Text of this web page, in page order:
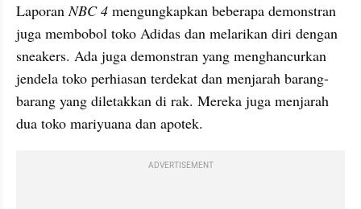
Laporan NBC 4 mengungkapkan beberapa demonstran
juga membobol toko Adidas dan melarikan diri dengan
sneakers. Ada juga demonstran yang menghancurkan
jendela toko perhiasan terdekat dan menjarah barang-
barang yang diletakkan di rak. Mereka juga menjarah
dua toko mariyuana dan apotek.
ADVERTISEMENT